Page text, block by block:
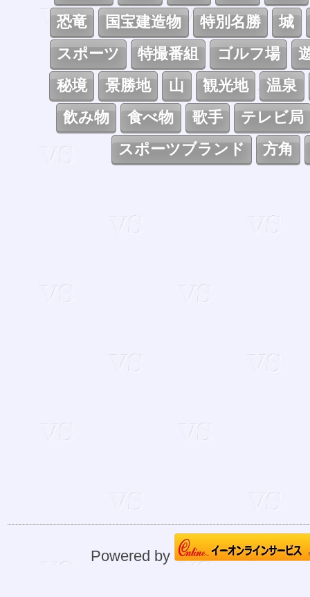
恐竜
国宝建造物 特別名勝
城
スポーツ
特撮番組 ゴルフ場
秘境
景勝地 山 観光地
温泉
飲み物
食べ物 歌手
テレビ局
スポーツブランド
方角
Powered by